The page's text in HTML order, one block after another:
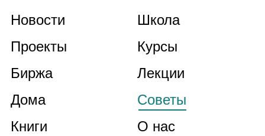
Новости
Проекты
Биржа
Дома
Книги
Школа
Курсы
Лекции
Советы
О нас